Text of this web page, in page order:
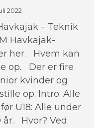
2022
– Teknik
Havkajak-
her. Hvem kan
op. Der er fire
kvinder og
op. Intro: Alle
U18: Alle under
år. Hvor? Ved